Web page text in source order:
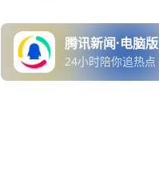
腾讯新闻·电脑版
24小时陪你追热点